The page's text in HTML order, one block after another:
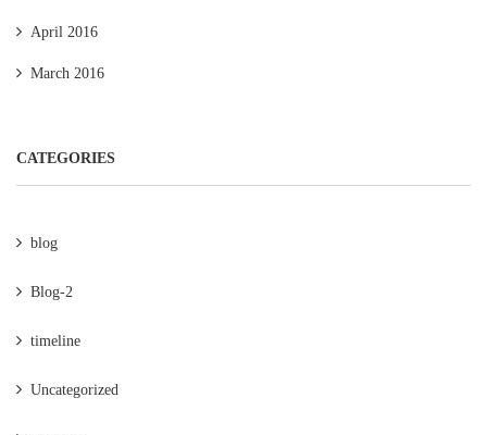
April 2016
March 2016
CATEGORIES
blog
Blog-2
timeline
Uncategorized